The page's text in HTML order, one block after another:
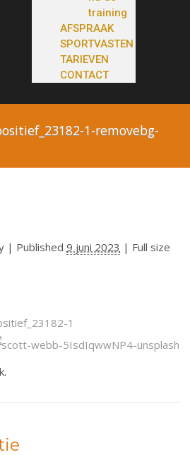
training
AFSPRAAK
SPORTVASTEN
TARIEVEN
CONTACT
1-removebg-
| Published 9 juni 2023 | Full size
.